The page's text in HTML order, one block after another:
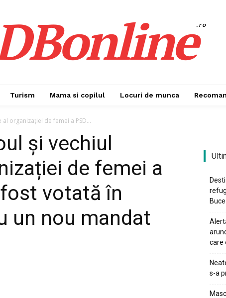
.ro
Turism Mama si copilul Locuri de munca
organizației de femei a PSD...
și vechiul
de femei a
votată în
un nou mandat
care
s-a